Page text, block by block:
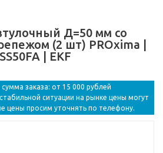
Д=50 мм со
(2 шт) PROxima |
| EKF
заказа: от 15 000 рублей
ситуации на рынке цены могут
цены просим уточнять по телефону.